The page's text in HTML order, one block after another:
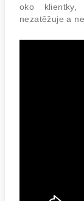
oko klientky,
nezatěžuje a